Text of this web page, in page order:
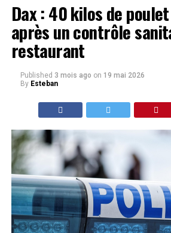
Dax : 40 kilos de
après un contrôle
restaurant
Published 3 mois ago on 19 mai 2026
By Esteban